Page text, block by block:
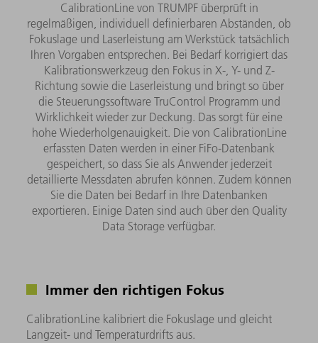
CalibrationLine von TRUMPF überprüft in
regelmäßigen, individuell definierbaren Abständen, ob
Fokuslage und Laserleistung am Werkstück tatsächlich
Ihren Vorgaben entsprechen. Bei Bedarf korrigiert das
Kalibrationswerkzeug den Fokus in X-, Y- und Z-
Richtung sowie die Laserleistung und bringt so über
die Steuerungssoftware TruControl Programm und
Wirklichkeit wieder zur Deckung. Das sorgt für eine
hohe Wiederholgenauigkeit. Die von CalibrationLine
erfassten Daten werden in einer FiFo-Datenbank
gespeichert, so dass Sie als Anwender jederzeit
detaillierte Messdaten abrufen können. Zudem können
Sie die Daten bei Bedarf in Ihre Datenbanken
exportieren. Einige Daten sind auch über den Quality
Data Storage verfügbar.
Immer den richtigen Fokus
CalibrationLine kalibriert die Fokuslage und gleicht
Langzeit- und Temperaturdrifts aus.